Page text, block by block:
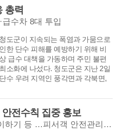
혔다.
총력
수차 8대 투입
​​​​​​​청도군이 지속되는 폭염과 가뭄으로
인한 단수 피해를 예방하기 위해 비
상 급수 대책을 가동하며 주민 불편
최소화에 나섰다. 청도군은 지난 2일
단수 우려 지역인 풍각면과 각북면,
리터) 4만2천 병을 긴급 사전 배부
하고, 주요 배수지에 급수차 8대를 투
입해 저수율 유지에 총력을 기울이고
다고 밝혔다.
전수칙 집중 홍보
지정된 장소에서만 물놀이하기 등 …피서객 안전관리 강화